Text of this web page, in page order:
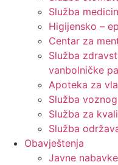
Služba
Higijensko –
Centar za
Služba
vanbolničke
Apoteka za
Služba
Služba za
Služba
Obavještenja
Javne nabavke